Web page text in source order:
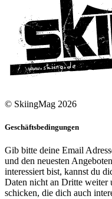
© SkiingMag 2026
Geschäftsbedingungen
Gib bitte deine Email
und den neuesten
interessiert bist, kannst du
Daten nicht an Dritte weiter
schicken, die dich auch